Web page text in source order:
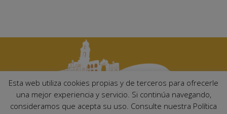
Esta web utiliza cookies propias y de terceros para ofrecerle
una mejor experiencia y servicio. Si continúa navegando,
consideramos que acepta su uso. Consulte nuestra Política